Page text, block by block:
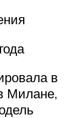
в
Милане,